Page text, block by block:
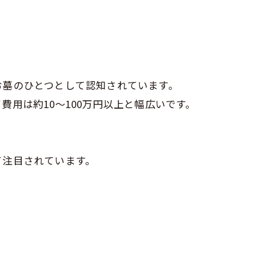
のひとつとして認知されています。
は約10～100万円以上と幅広いです。
目されています。